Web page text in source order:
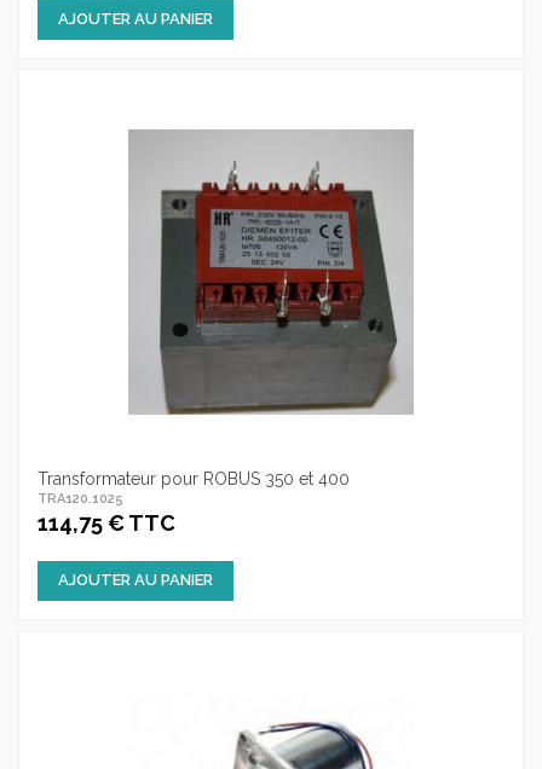
AJOUTER AU PANIER
Transformateur pour ROBUS 350 et 400
TRA120.1025
114,75 € TTC
AJOUTER AU PANIER